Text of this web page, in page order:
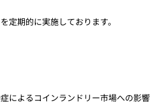
定期的に実施しております。
によるコインランドリー市場への影響